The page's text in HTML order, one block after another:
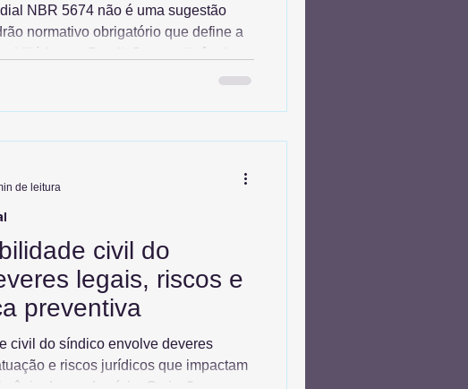
NBR 5674 não é uma sugestão
normativo obrigatório que define a
no Brasil. Sua negligência
a depreciação do capital investido e
plano de manutenção preventivo
opera em risco jurídico e
comprometendo a segurança
civil do
legais, riscos e
preventiva
civil do síndico envolve deveres
e riscos jurídicos que impactam
de leitura